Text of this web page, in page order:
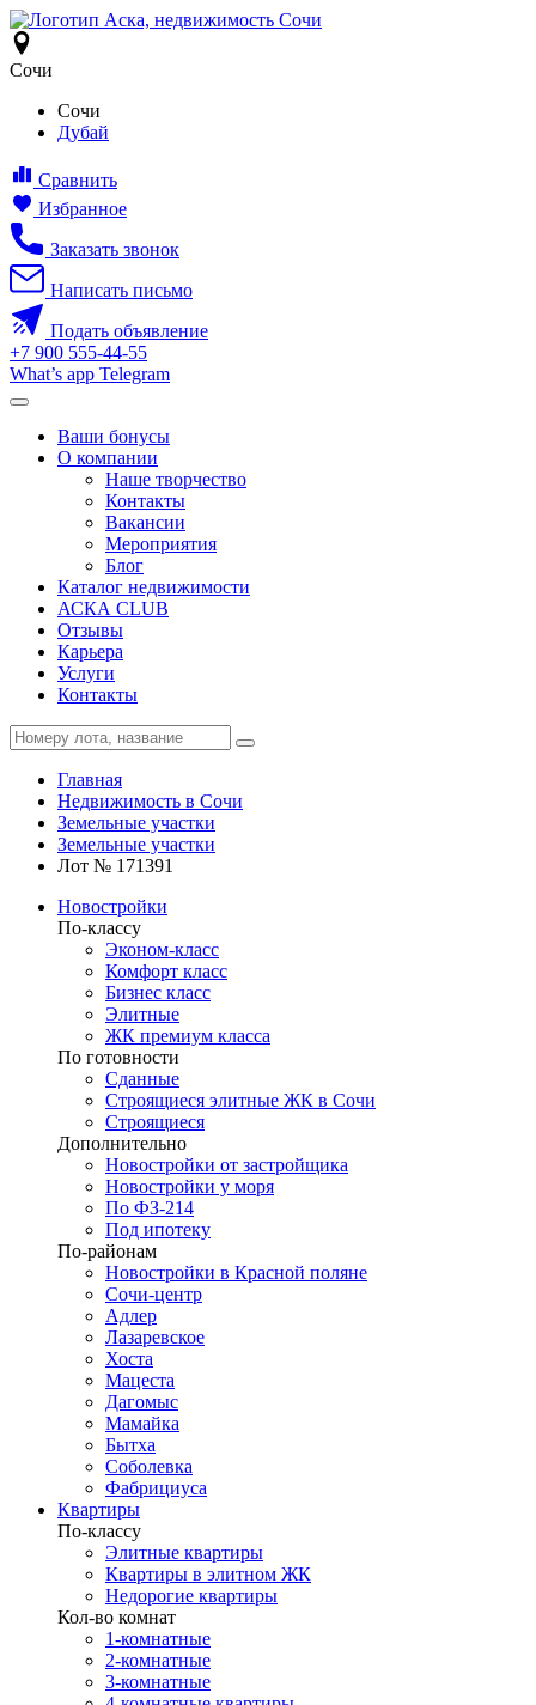
Сочи
Сочи
Дубай
Сравнить
Избранное
Заказать звонок
Написать письмо
Подать объявление
+7 900 555-44-55
What’s app Telegram
Ваши бонусы
О компании
Наше творчество
Контакты
Вакансии
Мероприятия
Блог
Каталог недвижимости
АСКА CLUB
Отзывы
Карьера
Услуги
Контакты
Главная
Недвижимость в Сочи
Земельные участки
Земельные участки
Лот № 171391
Новостройки
По-классу
Эконом-класс
Комфорт класс
Бизнес класс
Элитные
ЖК премиум класса
По готовности
Сданные
Строящиеся элитные ЖК в Сочи
Строящиеся
Дополнительно
Новостройки от застройщика
Новостройки у моря
По ФЗ-214
Под ипотеку
По-районам
Новостройки в Красной поляне
Сочи-центр
Адлер
Лазаревское
Хоста
Мацеста
Дагомыс
Мамайка
Бытха
Соболевка
Фабрициуса
Квартиры
По-классу
Элитные квартиры
Квартиры в элитном ЖК
Недорогие квартиры
Кол-во комнат
1-комнатные
2-комнатные
3-комнатные